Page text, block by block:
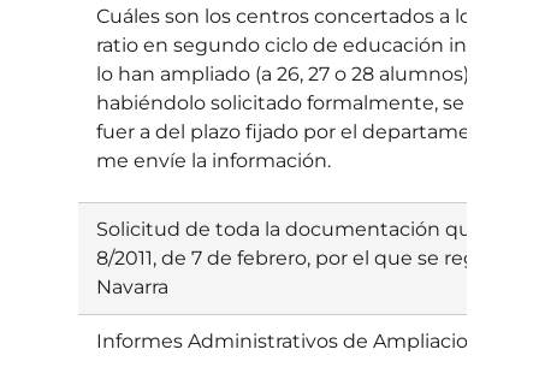
Cuáles son los centros concertados a los
ratio en segundo ciclo de educación infantil
lo han ampliado (a 26, 27 o 28 alumnos). -
habiéndolo solicitado formalmente, se les
fuer a del plazo fijado por el departamento.
me envíe la información.
Solicitud de toda la documentación que
8/2011, de 7 de febrero, por el que se regula
Navarra
Informes Administrativos de Ampliaciones de